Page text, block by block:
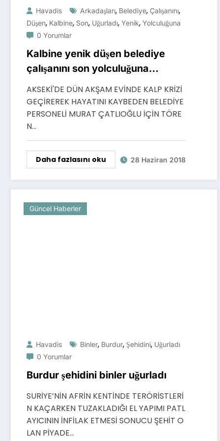
Havadis Arkadaşları, Belediye, Çalışanını,
Düşen, Kalbine, Son, Uğurladı, Yenik, Yolculuğuna
0 Yorumlar
Kalbine yenik düşen belediye
çalışanını son yolculuğuna
arkadaşları uğurladı
AKSEKİ'DE DÜN AKŞAM EVİNDE KALP KRİZİ
GEÇİREREK HAYATINI KAYBEDEN BELEDİYE
PERSONELİ MURAT ÇATLIOĞLU İÇİN TÖRE
N…
Daha fazlasını oku 28 Haziran 2018
Güncel Haberler
Havadis Binler, Burdur, Şehidini, Uğurladı
0 Yorumlar
Burdur şehidini binler uğurladı
SURİYE’NİN AFRİN KENTİNDE TERÖRİSTLERİ
N KAÇARKEN TUZAKLADIĞI EL YAPIMI PATL
AYICININ İNFİLAK ETMESİ SONUCU ŞEHİT O
LAN PİYADE…